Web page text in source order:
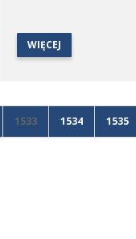
WIĘCEJ
1533 1534 1535